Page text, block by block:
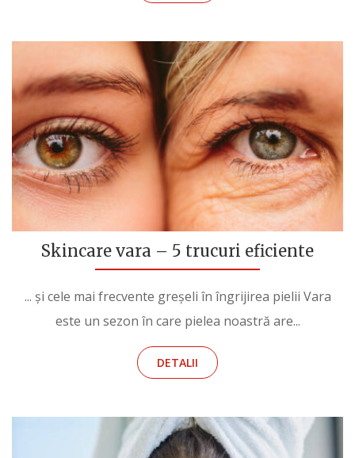
Skincare vara – 5 trucuri eficiente
... și cele mai frecvente greșeli în îngrijirea pielii Vara
este un sezon în care pielea noastră are...
DETALII